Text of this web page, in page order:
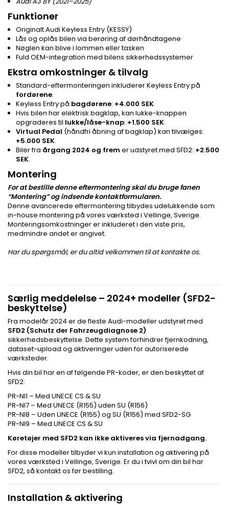
Funktioner
Originalt Audi Keyless Entry (KESSY)
Lås og oplås bilen via berøring af dørhåndtagene
Nøglen kan blive i lommen eller tasken
Fuld OEM-integration med bilens sikkerhedssystemer
Ekstra omkostninger & tilvalg
Standard-eftermonteringen inkluderer Keyless Entry på
fordørene.
Keyless Entry på bagdørene: +4.000 SEK.
Hvis bilen har elektrisk bagklap, kan lukke-knappen
opgraderes til lukke/låse-knap: +1.500 SEK.
Virtual Pedal (håndfri åbning af bagklap) kan tilvælges:
+5.000 SEK.
Biler fra årgang 2024 og frem er udstyret med SFD2: +2.500
SEK.
Montering
For at bestille denne eftermontering skal du bruge fanen
“Montering” og indsende kontaktformularen.
Denne avancerede eftermontering tilbydes udelukkende som
in-house montering på vores værksted i Vellinge, Sverige.
Monteringsomkostninger er inkluderet i den viste pris,
medmindre andet er angivet.
Har du spørgsmål, er du altid velkommen til at kontakte os.
Særlig meddelelse – 2024+ modeller (SFD2-
beskyttelse)
Fra modelår 2024 er de fleste Audi-modeller udstyret med
SFD2 (Schutz der Fahrzeugdiagnose 2)
sikkerhedsbeskyttelse. Dette system forhindrer fjernkodning,
dataset-upload og aktiveringer uden for autoriserede
værksteder.
Hvis din bil har en af følgende PR-koder, er den beskyttet af
SFD2:
PR-NI1 – Med UNECE CS & SU
PR-NI7 – Med UNECE (R155) uden SU (R156)
PR-NI8 – Uden UNECE (R155) og SU (R156) med SFD2-SG
PR-NI9 – Med UNECE CS & SU
Køretøjer med SFD2 kan ikke aktiveres via fjernadgang.
For disse modeller tilbyder vi kun installation og aktivering på
vores værksted i Vellinge, Sverige. Er du i tvivl om din bil har
SFD2, så kontakt os før bestilling.
Installation & aktivering